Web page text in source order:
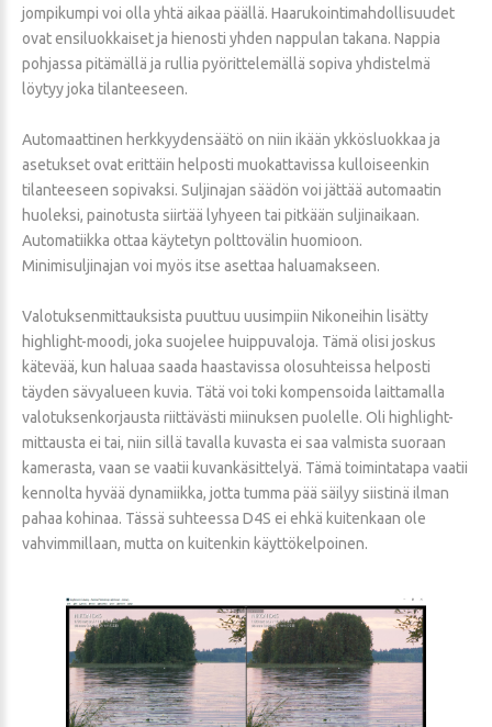
jompikumpi voi olla yhtä aikaa päällä. Haarukointimahdollisuudet
ovat ensiluokkaiset ja hienosti yhden nappulan takana. Nappia
pohjassa pitämällä ja rullia pyörittelemällä sopiva yhdistelmä
löytyy joka tilanteeseen.
Automaattinen herkkyydensäätö on niin ikään ykkösluokkaa ja
asetukset ovat erittäin helposti muokattavissa kulloiseenkin
tilanteeseen sopivaksi. Suljinajan säädön voi jättää automaatin
huoleksi, painotusta siirtää lyhyeen tai pitkään suljinaikaan.
Automatiikka ottaa käytetyn polttovälin huomioon.
Minimisuljinajan voi myös itse asettaa haluamakseen.
Valotuksenmittauksista puuttuu uusimpiin Nikoneihin lisätty
highlight-moodi, joka suojelee huippuvaloja. Tämä olisi joskus
kätevää, kun haluaa saada haastavissa olosuhteissa helposti
täyden sävyalueen kuvia. Tätä voi toki kompensoida laittamalla
valotuksenkorjausta riittävästi miinuksen puolelle. Oli highlight-
mittausta ei tai, niin sillä tavalla kuvasta ei saa valmista suoraan
kamerasta, vaan se vaatii kuvankäsittelyä. Tämä toimintatapa vaatii
kennolta hyvää dynamiikka, jotta tumma pää säilyy siistinä ilman
pahaa kohinaa. Tässä suhteessa D4S ei ehkä kuitenkaan ole
vahvimmillaan, mutta on kuitenkin käyttökelpoinen.